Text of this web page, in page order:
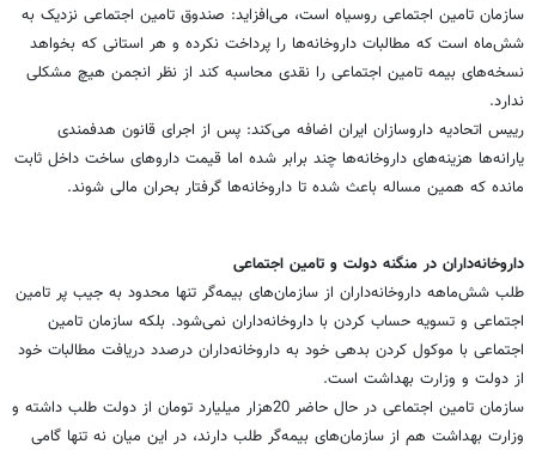
سازمان تامین اجتماعی روسیاه است، می‌افزاید: صندوق تامین اجتماعی نزدیک به
شش‌ماه است که مطالبات داروخانه‌ها را پرداخت نکرده و هر استانی که بخواهد
نسخه‌های بیمه تامین اجتماعی را نقدی محاسبه کند از نظر انجمن هیچ مشکلی
ندارد.
رییس اتحادیه داروسازان ایران اضافه می‌کند: پس از اجرای قانون هدفمندی
یارانه‌ها هزینه‌های داروخانه‌ها چند برابر شده اما قیمت داروهای ساخت داخل ثابت
مانده که همین مساله باعث شده تا داروخانه‌ها گرفتار بحران مالی شوند.
داروخانه‌داران در منگنه دولت و تامین اجتماعی
طلب شش‌ماهه داروخانه‌داران از سازمان‌های بیمه‌گر تنها محدود به جیب پر تامین
اجتماعی و تسویه حساب کردن با داروخانه‌داران نمی‌شود. بلکه سازمان تامین
اجتماعی با موکول کردن بدهی خود به داروخانه‌داران درصدد دریافت مطالبات خود
از دولت و وزارت بهداشت است.
سازمان تامین اجتماعی در حال حاضر 20هزار میلیارد تومان از دولت طلب داشته و
وزارت بهداشت هم از سازمان‌های بیمه‌گر طلب دارند، در این میان نه تنها گامی